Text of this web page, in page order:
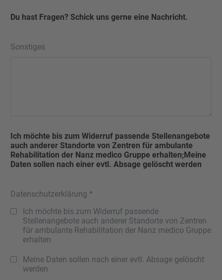
Du hast Fragen? Schick uns gerne eine Nachricht.
Sonstiges
Ich möchte bis zum Widerruf passende Stellenangebote
auch anderer Standorte von Zentren für ambulante
Rehabilitation der Nanz medico Gruppe erhalten;Meine
Daten sollen nach einer evtl. Absage gelöscht werden
Datenschutzerklärung *
Ich möchte bis zum Widerruf passende
Stellenangebote auch anderer Standorte von Zentren
für ambulante Rehabilitation der Nanz medico Gruppe
erhalten
Meine Daten sollen nach einer evtl. Absage gelöscht
werden